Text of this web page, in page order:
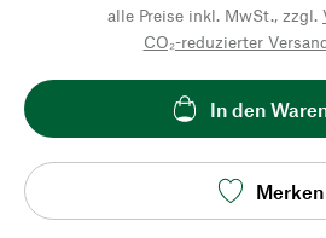
alle Preise inkl. MwSt., zzgl.
CO₂-reduzierter
In den
Merken